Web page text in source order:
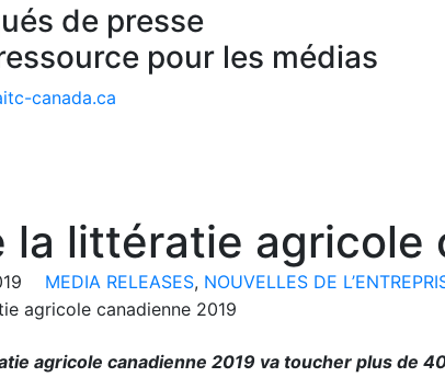
de presse
pour les médias
canada.ca
la littératie agricole
MEDIA RELEASES, NOUVELLES DE
agricole canadienne 2019 va toucher plus de